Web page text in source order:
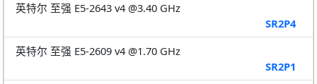
英特尔 至强 E5-2643 v4 @3.40 GHz
SR2P4
英特尔 至强 E5-2609 v4 @1.70 GHz
SR2P1